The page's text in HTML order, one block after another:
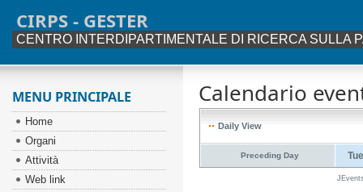
CIRPS - GESTER
CENTRO INTERDIPARTIMENTALE DI RICERCA SULLA
Calendario
Daily View
Preceding Day
MENU PRINCIPALE
Home
Organi
Attività
Web link